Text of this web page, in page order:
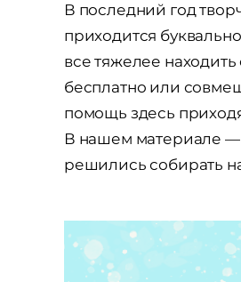
В последний год
приходится
все тяжелее
бесплатно или
помощь здесь
В нашем материале —
решились собирать